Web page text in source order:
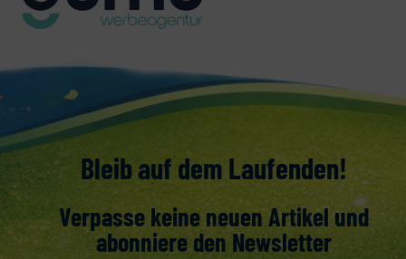
Bleib auf dem Laufenden!
Verpasse keine neuen Artikel und
abonniere den Newsletter